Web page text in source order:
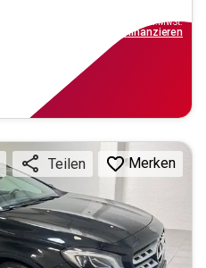
inkl.MwSt.
finanzieren
Teilen Merken